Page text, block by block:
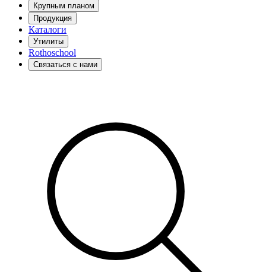
Крупным планом
Продукция
Каталоги
Утилиты
Rothoschool
Связаться с нами